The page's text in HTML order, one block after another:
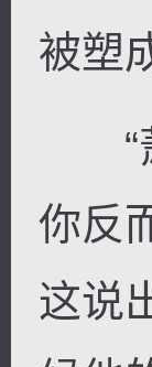
被塑
“萧
你反
这说